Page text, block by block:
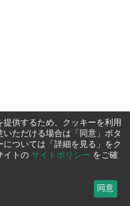
供するため、クッキーを利用
ただける場合は「同意」ボタ
ついては「詳細を見る」をク
イトの サイトポリシー をご確
同意